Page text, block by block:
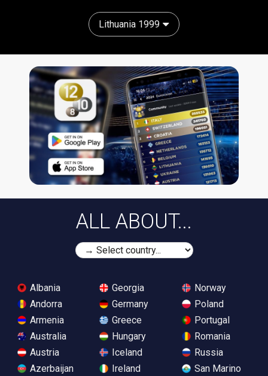
Lithuania 1999
ALL ABOUT...
Albania
Andorra
Armenia
Australia
Austria
Azerbaijan
Georgia
Germany
Greece
Hungary
Iceland
Ireland
Norway
Poland
Portugal
Romania
Russia
San Marino